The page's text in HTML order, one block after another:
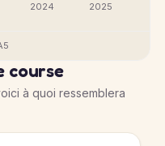
2024 2025
course
à quoi ressemblera